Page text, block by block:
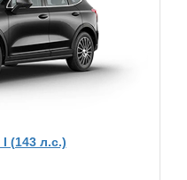
(143 л.с.)